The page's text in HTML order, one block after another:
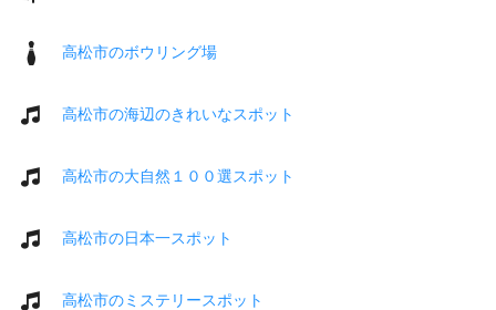
高松市のボウリング場
高松市の海辺のきれいなスポット
高松市の大自然１００選スポット
高松市の日本一スポット
高松市のミステリースポット